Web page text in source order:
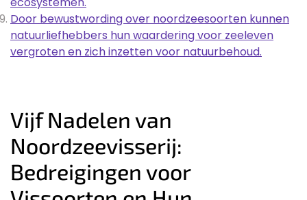
Door bewustwording over noordzeesoorten kunnen
natuurliefhebbers hun waardering voor zeeleven
vergroten en zich inzetten voor natuurbehoud.
Vijf Nadelen van
Noordzeevisserij:
Bedreigingen voor